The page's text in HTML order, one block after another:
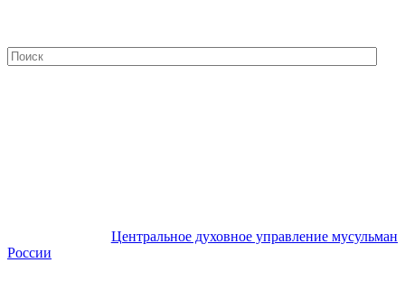
Центральное духовное управление мусульман
России